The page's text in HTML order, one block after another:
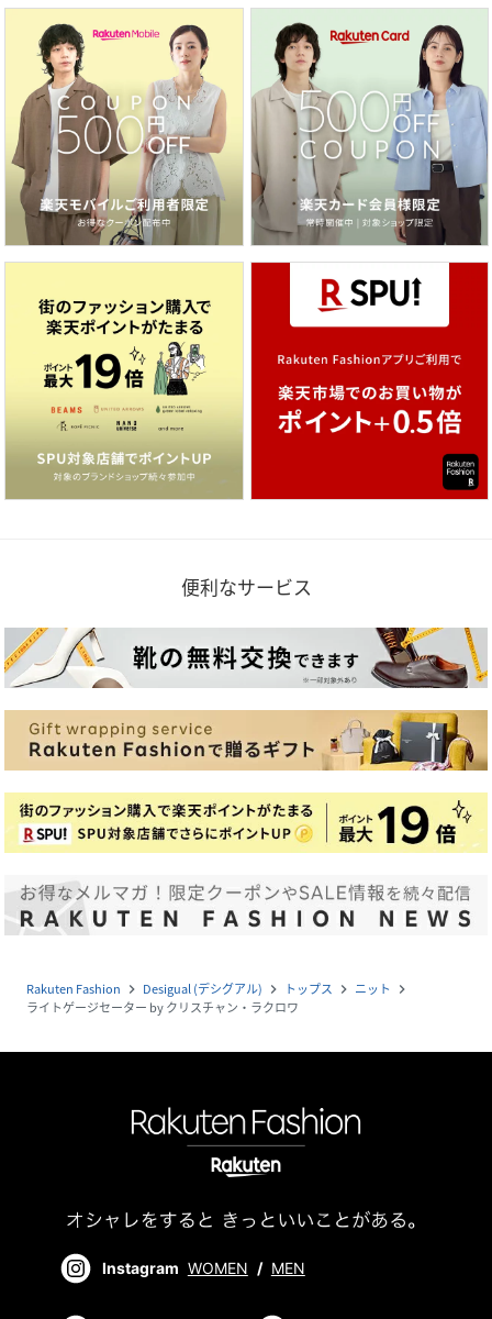
便利なサービス
Rakuten Fashion navigate_next Desigual (デシグアル) navigate_next トップス navigate_next ニット navigate_next
ライトゲージセーター by クリスチャン・ラクロワ
Instagram WOMEN / MEN